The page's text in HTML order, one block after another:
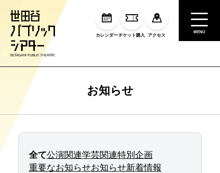
カレンダーチケット購入 アクセス
MENU
お知らせ
全て公演関連学芸関連特別企画
重要なお知らせお知らせ新着情報